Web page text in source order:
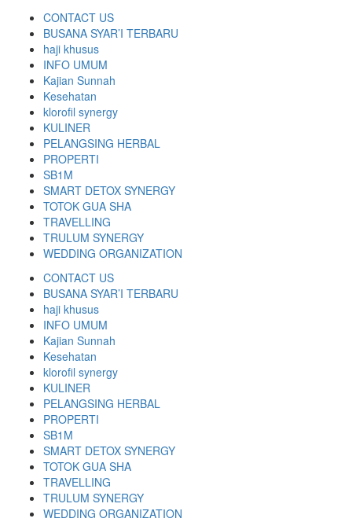
CONTACT US
BUSANA SYAR’I TERBARU
haji khusus
INFO UMUM
Kajian Sunnah
Kesehatan
klorofil synergy
KULINER
PELANGSING HERBAL
PROPERTI
SB1M
SMART DETOX SYNERGY
TOTOK GUA SHA
TRAVELLING
TRULUM SYNERGY
WEDDING ORGANIZATION
CONTACT US
BUSANA SYAR’I TERBARU
haji khusus
INFO UMUM
Kajian Sunnah
Kesehatan
klorofil synergy
KULINER
PELANGSING HERBAL
PROPERTI
SB1M
SMART DETOX SYNERGY
TOTOK GUA SHA
TRAVELLING
TRULUM SYNERGY
WEDDING ORGANIZATION